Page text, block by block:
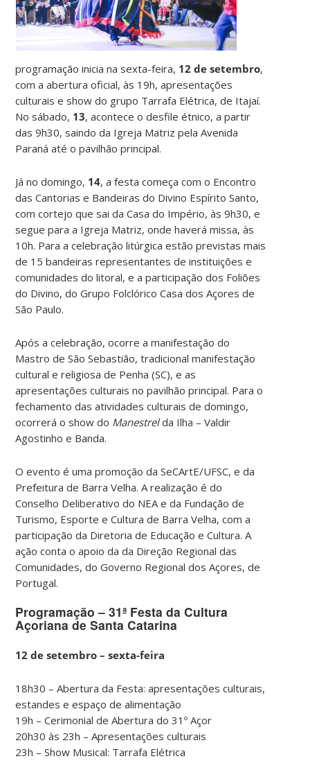
programação inicia na sexta-feira, 12 de setembro,
com a abertura oficial, às 19h, apresentações
culturais e show do grupo Tarrafa Elétrica, de Itajaí.
No sábado, 13, acontece o desfile étnico, a partir
das 9h30, saindo da Igreja Matriz pela Avenida
Paraná até o pavilhão principal.
Já no domingo, 14, a festa começa com o Encontro
das Cantorias e Bandeiras do Divino Espírito Santo,
com cortejo que sai da Casa do Império, às 9h30, e
segue para a Igreja Matriz, onde haverá missa, às
10h. Para a celebração litúrgica estão previstas mais
de 15 bandeiras representantes de instituições e
comunidades do litoral, e a participação dos Foliões
do Divino, do Grupo Folclórico Casa dos Açores de
São Paulo.
Após a celebração, ocorre a manifestação do
Mastro de São Sebastião, tradicional manifestação
cultural e religiosa de Penha (SC), e as
apresentações culturais no pavilhão principal. Para o
fechamento das atividades culturais de domingo,
ocorrerá o show do Manestrelda Ilha – Valdir
Agostinho e Banda.
O evento é uma promoção da SeCArtE/UFSC, e da
Prefeitura de Barra Velha. A realização é do
Conselho Deliberativo do NEA e da Fundação de
Turismo, Esporte e Cultura de Barra Velha, com a
participação da Diretoria de Educação e Cultura. A
ação conta o apoio da da Direção Regional das
Comunidades, do Governo Regional dos Açores, de
Portugal.
Programação – 31ª Festa da Cultura
Açoriana de Santa Catarina
12 de setembro – sexta-feira
18h30 – Abertura da Festa: apresentações culturais,
estandes e espaço de alimentação
19h – Cerimonial de Abertura do 31º Açor
20h30 às 23h – Apresentações culturais
23h – Show Musical: Tarrafa Elétrica